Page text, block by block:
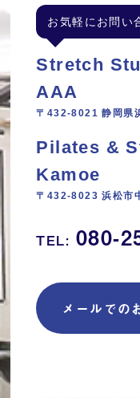
お気軽にお問い
Stretch
AAA
〒432-8021 静岡県
Pilates &
Kamoe
〒432-8023 浜松市
TEL: 080-
メールでの